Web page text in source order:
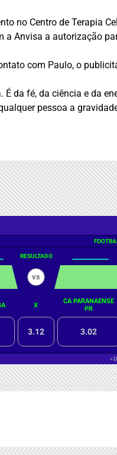
no Centro de Terapia
a Anvisa a autorização
com Paulo, o
É da fé, da ciência e da
pessoa a